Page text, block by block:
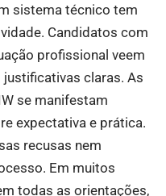
sistema técnico tem
Candidatos com
profissional veem
claras. As
se manifestam
expectativa e prática.
recusas nem
Em muitos
todas as orientações,